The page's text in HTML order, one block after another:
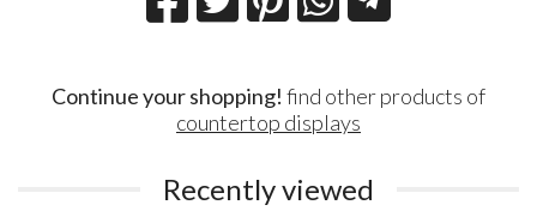
Continue your shopping! find other products of
countertop displays
Recently viewed